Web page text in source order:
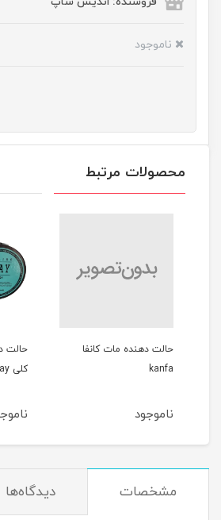
ناموجود
محصولات مرتبط
حالت دهنده مات و پماد
مشخصات دیدگاه‌ها